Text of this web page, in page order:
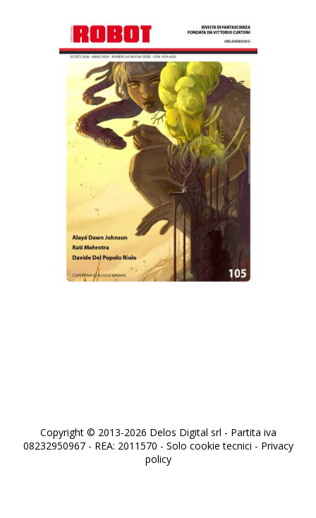
Copyright © 2013-2026 Delos Digital srl - Partita iva
08232950967 - REA: 2011570 - Solo cookie tecnici - Privacy
policy